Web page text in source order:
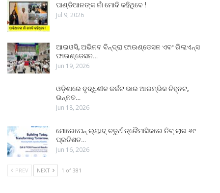
ପାଣ୍ଡିଆନଙ୍କ ନାଁ ମୋଦି କହିଥିବେ !
Jul 9, 2026
ଆଇଓସି, ଅଭିନବ ବିନ୍ଦ୍ରା ଫାଉଣ୍ଡେସନ ଏବଂ ରିଲାଏନ୍ସ
ଫାଉଣ୍ଡେସନ…
Jun 19, 2026
ଓଡ଼ିଶାରେ ବୃଦ୍ଧିଶୀଳ କର୍କଟ ଭାର ଆରମ୍ଭିକ ଚିହ୍ନଟ,
ଉନ୍ନତ…
Jun 18, 2026
ମୋରେପେନ୍ ଲ୍ୟାବ୍ ଚତୁର୍ଥ ତ୍ରୈମାସିକରେ ନିଟ୍ ଲାଭ ୬୯
ପ୍ରତିଶତ…
Jun 16, 2026
PREV NEXT 1 of 381